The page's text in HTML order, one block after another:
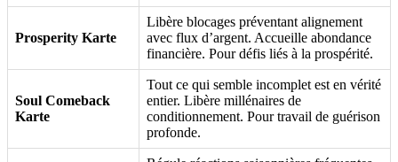
Prosperity Karte
Libère blocages préventant alignement
avec flux d’argent. Accueille abondance
financière. Pour défis liés à la prospérité.
Soul Comeback
Karte
Tout ce qui semble incomplet est en vérité
entier. Libère millénaires de
conditionnement. Pour travail de guérison
profonde.